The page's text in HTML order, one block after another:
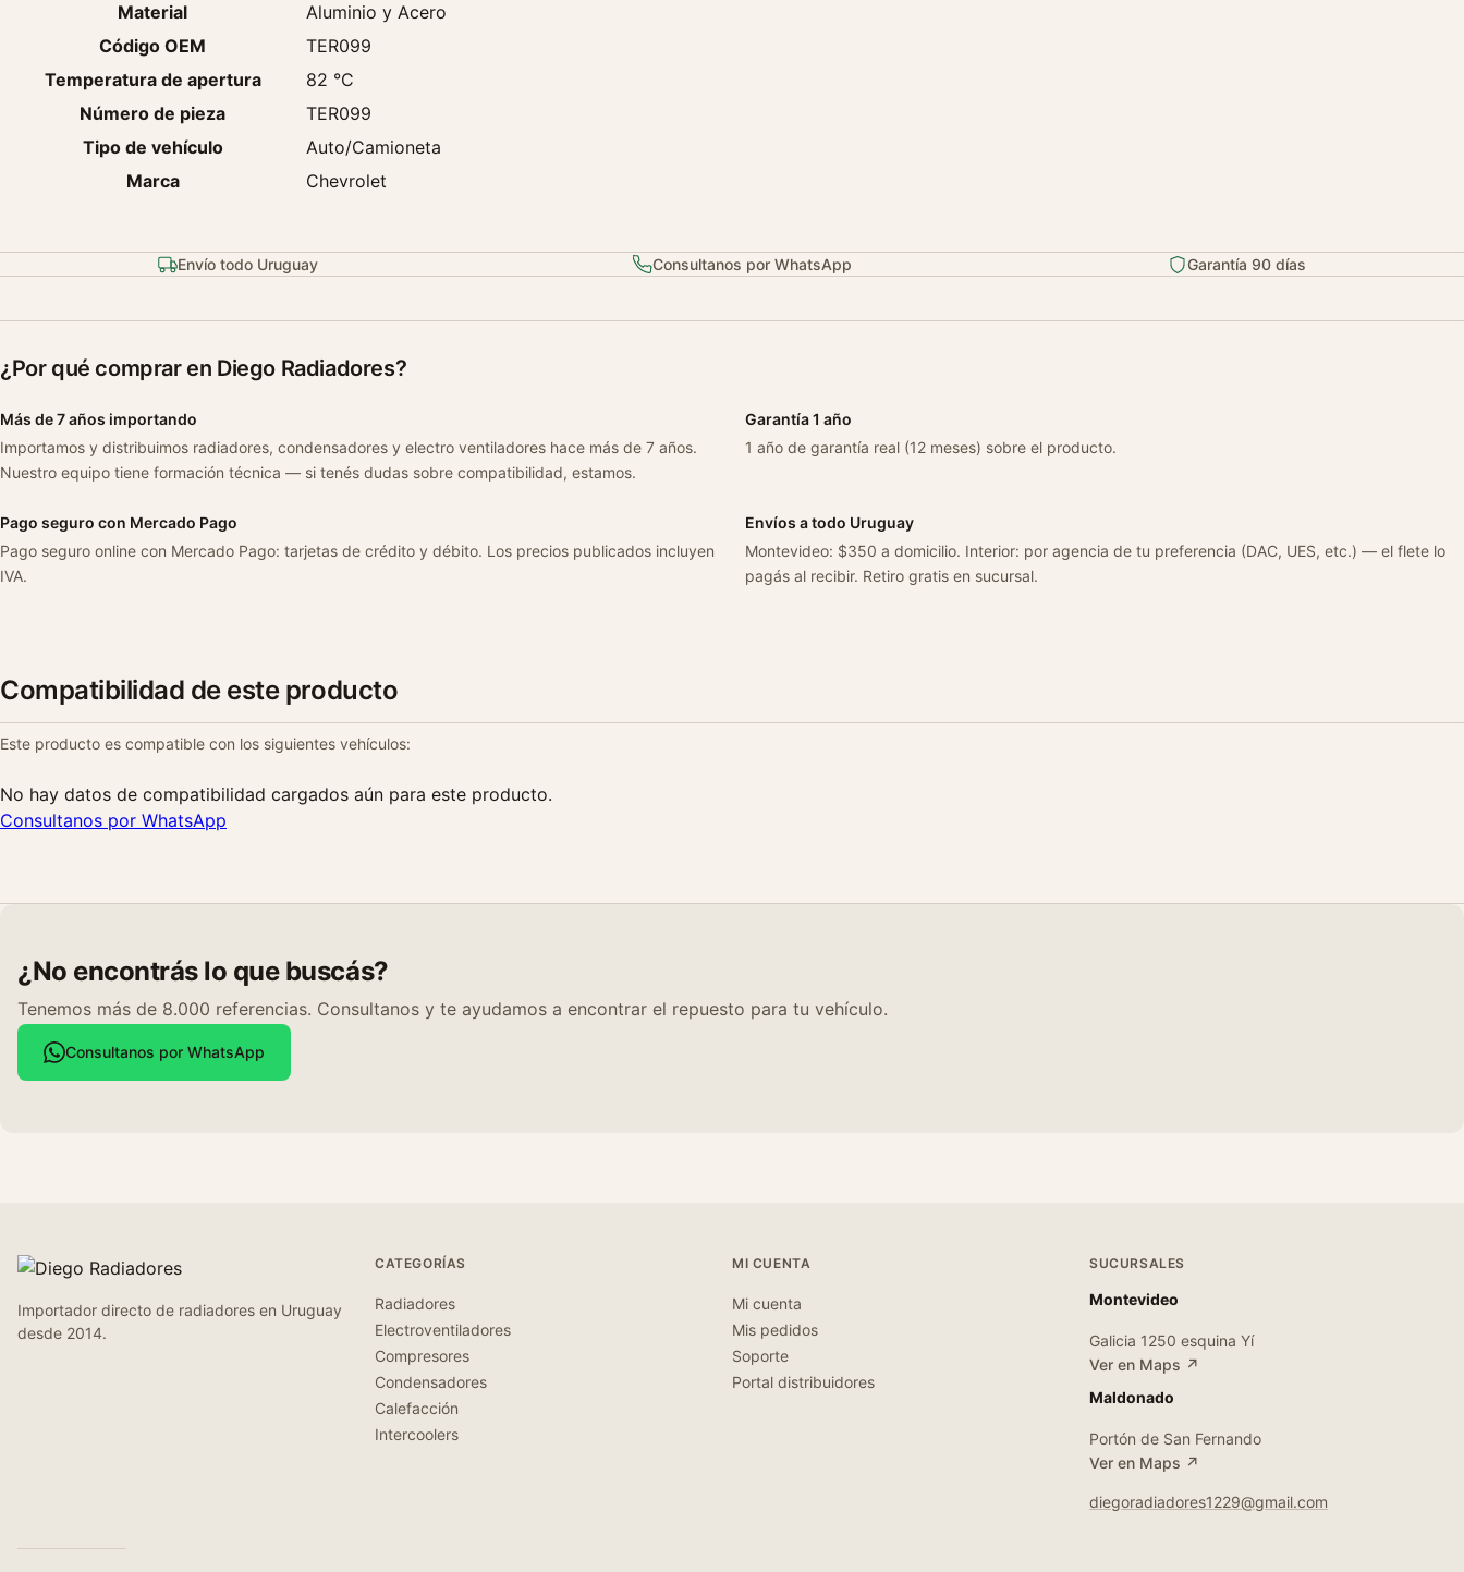
a
Material
Aluminio y Acero
Código OEM
TER099
Temperatura de apertura
82 °C
Número de pieza
TER099
Tipo de vehículo
Auto/Camioneta
Marca
Chevrolet
Envío todo Uruguay Consultanos por WhatsApp Garantía 90 días
¿Por qué comprar en Diego Radiadores?
Más de 7 años importando
Importamos y distribuimos radiadores, condensadores y electro ventiladores hace más de 7 años.
Nuestro equipo tiene formación técnica — si tenés dudas sobre compatibilidad, estamos.
Garantía 1 año
1 año de garantía real (12 meses) sobre el producto.
Pago seguro con Mercado Pago
Pago seguro online con Mercado Pago: tarjetas de crédito y débito. Los precios publicados incluyen
IVA.
Envíos a todo Uruguay
Montevideo: $350 a domicilio. Interior: por agencia de tu preferencia (DAC, UES, etc.) — el flete lo
pagás al recibir. Retiro gratis en sucursal.
Compatibilidad de este producto
Este producto es compatible con los siguientes vehículos:
No hay datos de compatibilidad cargados aún para este producto.
Consultanos por WhatsApp
¿No encontrás lo que buscás?
Tenemos más de 8.000 referencias. Consultanos y te ayudamos a encontrar el repuesto para tu vehículo.
Consultanos por WhatsApp
Importador directo de radiadores en Uruguay
desde 2014.
CATEGORÍAS
Radiadores
Electroventiladores
Compresores
Condensadores
Calefacción
Intercoolers
MI CUENTA
Mi cuenta
Mis pedidos
Soporte
Portal distribuidores
SUCURSALES
Montevideo
Galicia 1250 esquina Yí
Ver en Maps ↗
Maldonado
Portón de San Fernando
Ver en Maps ↗
diegoradiadores1229@gmail.com